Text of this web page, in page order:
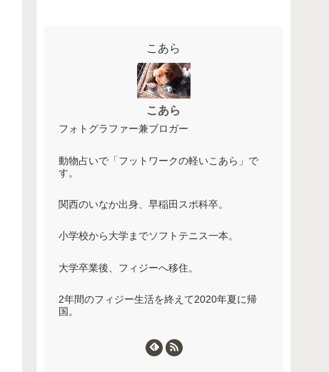
こあら
こあら
フォトグラファー兼ブロガー
動物占いで「フットワークの軽いこあら」で
す。
関西のいなか出身、早稲田スポ科卒。
小学校から大学までソフトテニス一本。
大学卒業後、フィジーへ移住。
2年間のフィジー生活を終えて2020年夏に帰
国。